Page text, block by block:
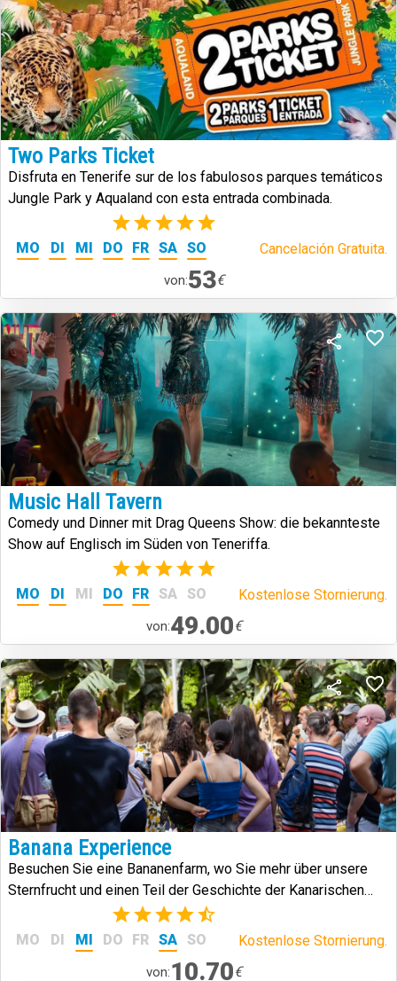
Two Parks Ticket
Disfruta en Tenerife sur de los fabulosos parques temáticos
Jungle Park y Aqualand con esta entrada combinada.
(2)
MO DI MI DO FR SA SO Cancelación Gratuita.
von:53€
Music Hall Tavern
Comedy und Dinner mit Drag Queens Show: die bekannteste
Show auf Englisch im Süden von Teneriffa.
(2)
MO DI MI DO FR SA SO Kostenlose Stornierung.
von:49.00€
Banana Experience
Besuchen Sie eine Bananenfarm, wo Sie mehr über unsere
Sternfrucht und einen Teil der Geschichte der Kanarischen
(6)
MO DI MI DO FR SA SO Kostenlose Stornierung.
von:10.70€